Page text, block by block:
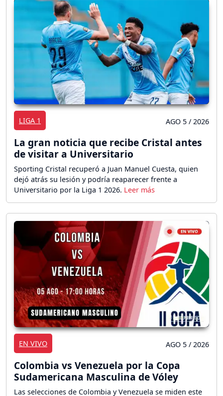
LIGA 1 AGO 5 / 2026
La gran noticia que recibe Cristal antes
de visitar a Universitario
Sporting Cristal recuperó a Juan Manuel Cuesta, quien
dejó atrás su lesión y podría reaparecer frente a
Universitario por la Liga 1 2026.
EN VIVO AGO 5 / 2026
Colombia vs Venezuela por la Copa
Sudamericana Masculina de Vóley
Las selecciones de Colombia y Venezuela se miden este